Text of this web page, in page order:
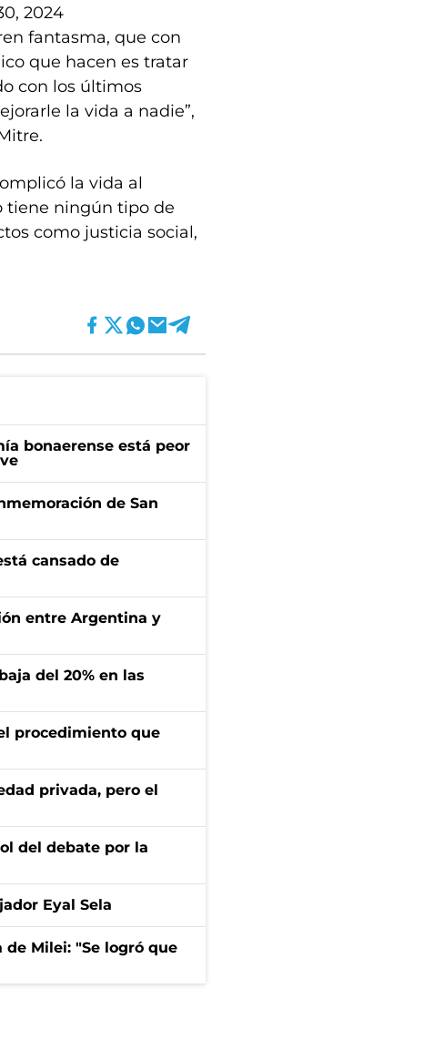
2024
fantasma, que con
que hacen es tratar
con los últimos
la vida a nadie”,
la vida al
tiene ningún tipo de
como justicia social,
bonaerense está peor
de San
cansado de
entre Argentina y
del 20% en las
procedimiento que
privada, pero el
del debate por la
Eyal Sela
Milei: "Se logró que